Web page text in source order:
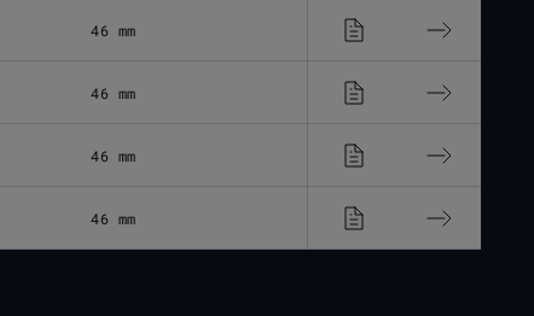
46 mm
46 mm
46 mm
46 mm